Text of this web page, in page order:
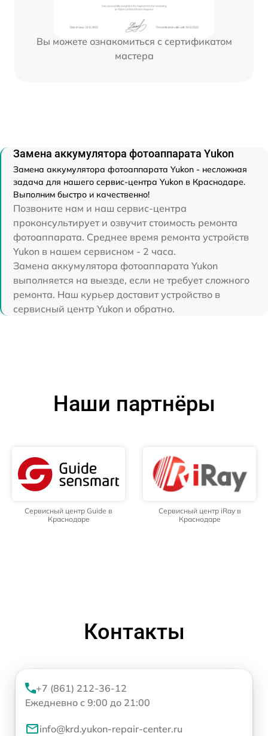
Вы можете ознакомиться с сертификатом
мастера
Замена аккумулятора фотоаппарата Yukon
Замена аккумулятора фотоаппарата Yukon - несложная
задача для нашего сервис-центра Yukon в Краснодаре.
Выполним быстро и качественно!
Позвоните нам и наш сервис-центра
проконсультирует и озвучит стоимость ремонта
фотоаппарата. Среднее время ремонта устройств
Yukon в нашем сервисном - 2 часа.
Замена аккумулятора фотоаппарата Yukon
выполняется на выезде, если не требует сложного
ремонта. Наш курьер доставит устройство в
сервисный центр Yukon и обратно.
Наши партнёры
Сервисный центр Guide в
Краснодаре
Сервисный центр iRay в
Краснодаре
Контакты
+7 (861) 212-36-12
Ежедневно с 9:00 до 21:00
info@krd.yukon-repair-center.ru